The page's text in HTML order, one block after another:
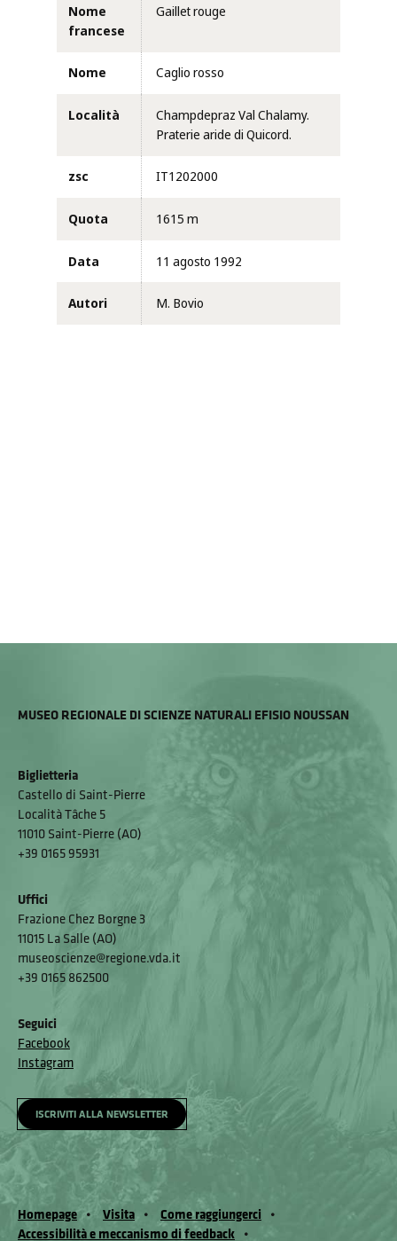
Nome
francese
Gaillet rouge
Nome Caglio rosso
Località
Champdepraz Val Chalamy.
Praterie aride di Quicord.
zsc IT1202000
Quota 1615 m
Data 11 agosto 1992
Autori M. Bovio
MUSEO REGIONALE DI SCIENZE NATURALI EFISIO NOUSSAN
Biglietteria
Castello di Saint-Pierre
Località Tâche 5
11010 Saint-Pierre (AO)
+39 0165 95931
Uffici
Frazione Chez Borgne 3
11015 La Salle (AO)
museoscienze@regione.vda.it
+39 0165 862500
Seguici
Facebook
Instagram
ISCRIVITI ALLA NEWSLETTER
Homepage Visita
Come raggiungerci
Accessibilità e meccanismo di feedback